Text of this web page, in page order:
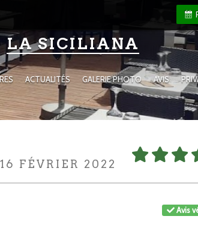
LA SICILIANA
ACTUALITÉS GALERIE PHOTO AVIS
FÉVRIER 2022
Avis